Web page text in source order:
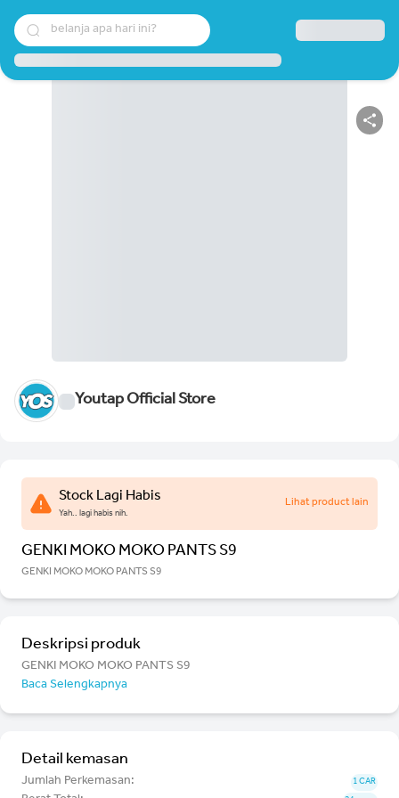
belanja apa hari ini?
Youtap Official Store
Stock Lagi Habis
Yah.. lagi habis nih.
Lihat product lain
GENKI MOKO MOKO PANTS S9
GENKI MOKO MOKO PANTS S9
Deskripsi produk
GENKI MOKO MOKO PANTS S9
Baca Selengkapnya
Detail kemasan
Jumlah Perkemasan: 1 CAR